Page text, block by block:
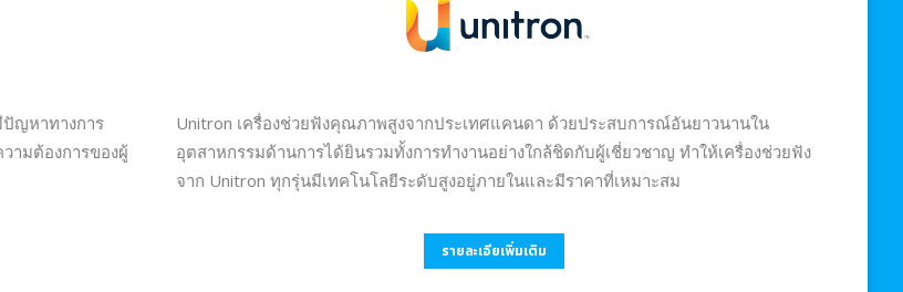
ปัญหาทางการ
มต้องการของผู้
Unitron เครื่องช่วยฟังคุณภาพสูงจากประเทศแคนดา ด้วยประสบการณ์อันยาวนานใน
อุตสาหกรรมด้านการได้ยินรวมทั้งการทำงานอย่างใกล้ชิดกับผู้เชี่ยวชาญ ทำให้เครื่องช่วยฟัง
จาก Unitron ทุกรุ่นมีเทคโนโลยีระดับสูงอยู่ภายในและมีราคาที่เหมาะสม
รายละเอียเพิ่มเติม